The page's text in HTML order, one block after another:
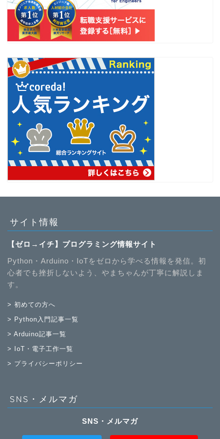
サイト情報
【ゼロ→イチ】プログラミング情報サイト
Python・Arduino・IoTをゼロから学べる情報を発信。初
心者でも挫折しないよう、やまちゃんが丁寧に解説しま
す。
> 初めての方へ
> Python入門記事一覧
> Arduino記事一覧
> IoT・電子工作一覧
> プライバシーポリシー
SNS・メルマガ
SNS・メルマガ